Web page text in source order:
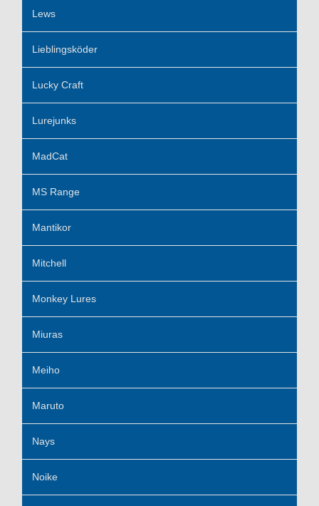
Lews
Lieblingsköder
Lucky Craft
Lurejunks
MadCat
MS Range
Mantikor
Mitchell
Monkey Lures
Miuras
Meiho
Maruto
Nays
Noike